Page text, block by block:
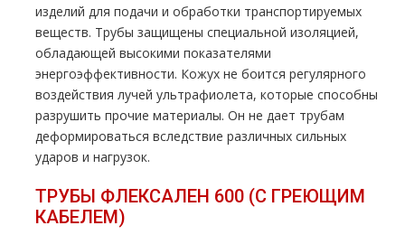
изделий для подачи и обработки транспортируемых
веществ. Трубы защищены специальной изоляцией,
обладающей высокими показателями
энергоэффективности. Кожух не боится регулярного
воздействия лучей ультрафиолета, которые способны
разрушить прочие материалы. Он не дает трубам
деформироваться вследствие различных сильных
ударов и нагрузок.
ТРУБЫ ФЛЕКСАЛЕН 600 (С ГРЕЮЩИМ
КАБЕЛЕМ)